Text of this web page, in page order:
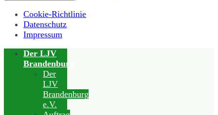
Cookie-Richtlinie
Datenschutz
Impressum
Der LJV
Brandenburg
Der
LJV
Brandenburg
e.V.